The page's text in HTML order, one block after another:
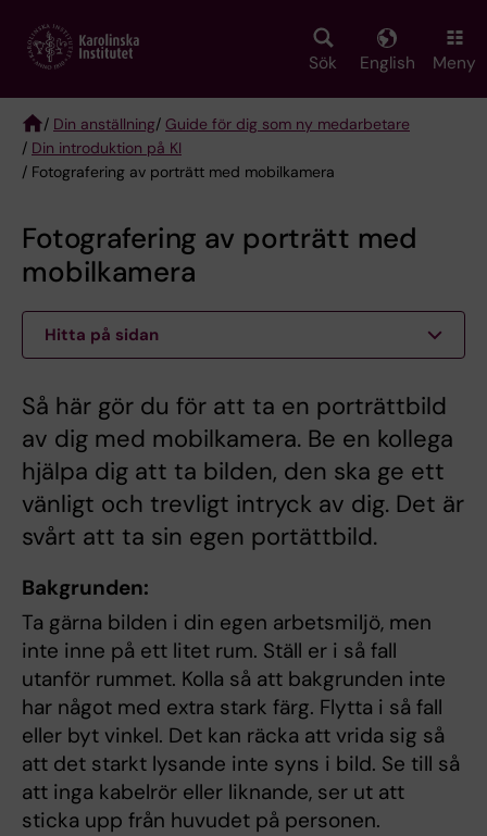
main
Sök English Meny
Breadcrumb
/ Din anställning/ Guide för dig som ny medarbetare
/ Din introduktion på KI
/ Fotografering av porträtt med mobilkamera
Fotografering av porträtt med
mobilkamera
Hitta på sidan
Så här gör du för att ta en porträttbild
av dig med mobilkamera. Be en kollega
hjälpa dig att ta bilden, den ska ge ett
vänligt och trevligt intryck av dig. Det är
svårt att ta sin egen portättbild.
Bakgrunden:
Ta gärna bilden i din egen arbetsmiljö, men
inte inne på ett litet rum. Ställ er i så fall
utanför rummet. Kolla så att bakgrunden inte
har något med extra stark färg. Flytta i så fall
eller byt vinkel. Det kan räcka att vrida sig så
att det starkt lysande inte syns i bild. Se till så
att inga kabelrör eller liknande, ser ut att
sticka upp från huvudet på personen.